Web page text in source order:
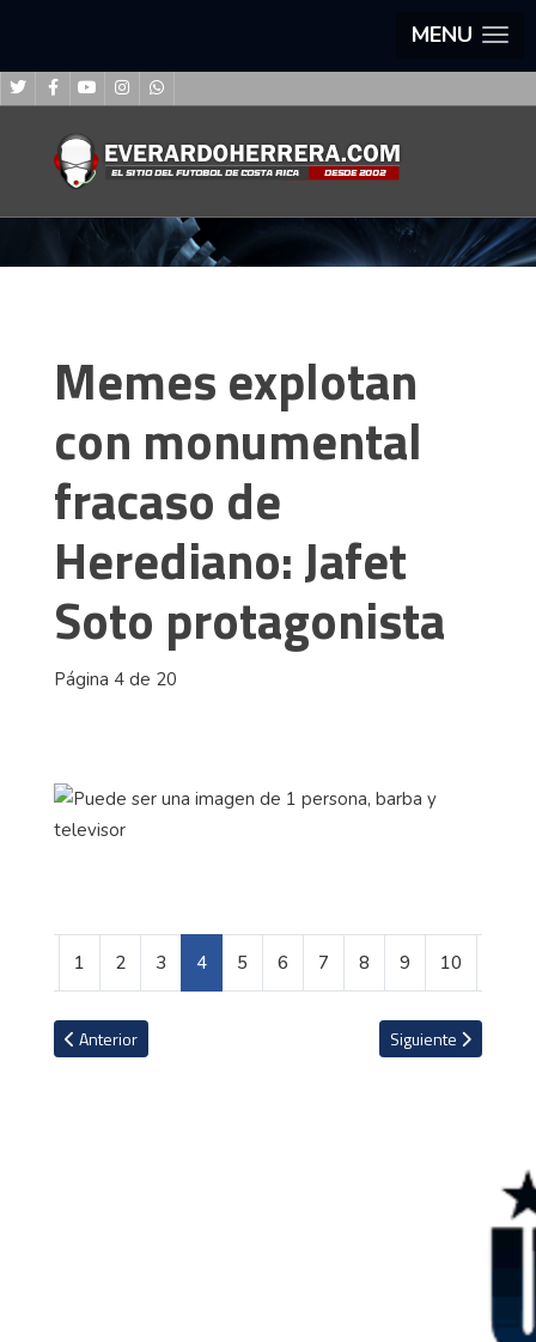
MENU
Memes explotan
con monumental
fracaso de
Herediano: Jafet
Soto protagonista
Página 4 de 20
1 2 3 4 5 6 7 8 9 10
Artículo anterior: Las bellas modelos de la Vuelta a Guatemala
Anterior Artículo siguiente:
Siguiente